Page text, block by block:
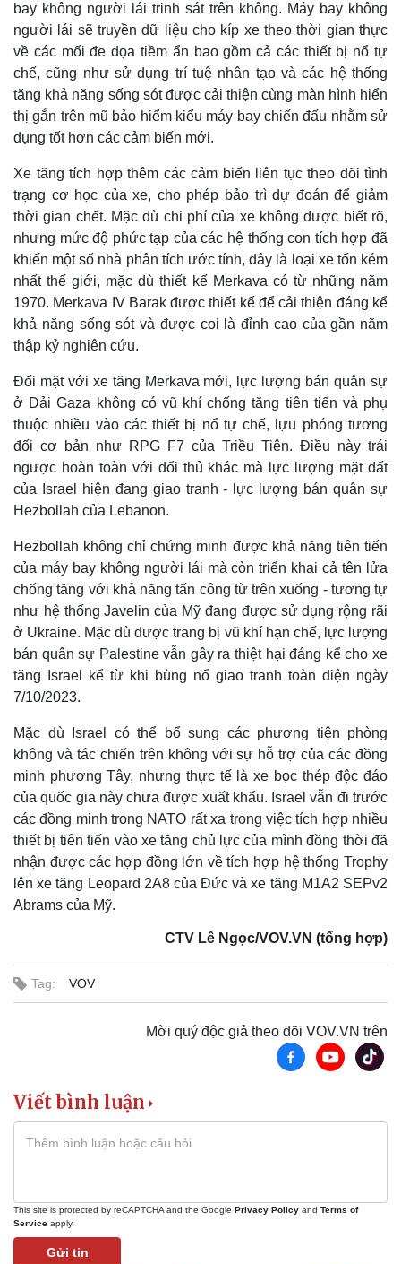
Pháp luật
Vụ án
Tin nóng
Tư vấn luật
Quân sự - Quốc phòng
Vũ khí
Việt Nam
Phân tích
Thế giới thể thao
Ô tô - Xe máy
bay không người lái trinh sát trên không. Máy bay không
người lái sẽ truyền dữ liệu cho kíp xe theo thời gian thực
về các mối đe dọa tiềm ẩn bao gồm cả các thiết bị nổ tự
chế, cũng như sử dụng trí tuệ nhân tạo và các hệ thống
tăng khả năng sống sót được cải thiện cùng màn hình hiển
thị gắn trên mũ bảo hiểm kiểu máy bay chiến đấu nhằm sử
dụng tốt hơn các cảm biến mới.
Xe tăng tích hợp thêm các cảm biến liên tục theo dõi tình
trạng cơ học của xe, cho phép bảo trì dự đoán để giảm
thời gian chết. Mặc dù chi phí của xe không được biết rõ,
nhưng mức độ phức tạp của các hệ thống con tích hợp đã
khiến một số nhà phân tích ước tính, đây là loại xe tốn kém
nhất thế giới, mặc dù thiết kế Merkava có từ những năm
1970. Merkava IV Barak được thiết kế để cải thiện đáng kể
khả năng sống sót và được coi là đỉnh cao của gần năm
thập kỷ nghiên cứu.
Đối mặt với xe tăng Merkava mới, lực lượng bán quân sự
ở Dải Gaza không có vũ khí chống tăng tiên tiến và phụ
thuộc nhiều vào các thiết bị nổ tự chế, lựu phóng tương
đối cơ bản như RPG F7 của Triều Tiên. Điều này trái
ngược hoàn toàn với đối thủ khác mà lực lượng mặt đất
của Israel hiện đang giao tranh - lực lượng bán quân sự
Hezbollah của Lebanon.
Hezbollah không chỉ chứng minh được khả năng tiên tiến
của máy bay không người lái mà còn triển khai cả tên lửa
chống tăng với khả năng tấn công từ trên xuống - tương tự
như hệ thống Javelin của Mỹ đang được sử dụng rộng rãi
ở Ukraine. Mặc dù được trang bị vũ khí hạn chế, lực lượng
bán quân sự Palestine vẫn gây ra thiệt hại đáng kể cho xe
tăng Israel kể từ khi bùng nổ giao tranh toàn diện ngày
7/10/2023.
Mặc dù Israel có thể bổ sung các phương tiện phòng
không và tác chiến trên không với sự hỗ trợ của các đồng
minh phương Tây, nhưng thực tế là xe bọc thép độc ​​đáo
của quốc gia này chưa được xuất khẩu. Israel vẫn đi trước
các đồng minh trong NATO rất xa trong việc tích hợp nhiều
thiết bị tiên tiến vào xe tăng chủ lực của mình đồng thời đã
nhận được các hợp đồng lớn về tích hợp hệ thống Trophy
lên xe tăng Leopard 2A8 của Đức và xe tăng M1A2 SEPv2
Abrams của Mỹ.
CTV Lê Ngọc/VOV.VN (tổng hợp)
Tag: VOV
Mời quý độc giả theo dõi VOV.VN trên
Viết bình luận
This site is protected by reCAPTCHA and the Google Privacy Policy and Terms of
Service apply.
Gửi tin